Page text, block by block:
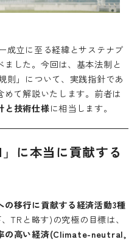
成立に至る経緯とサステナブ
した。今回は、基本法制と
則」について、実践指針であ
めて解説いたします。前者は
と技術仕様に相当します。
」に本当に貢献する
移行に貢献する経済活動3種
TRと略す)の究極の目標は、
の高い経済(Climate-neutral,